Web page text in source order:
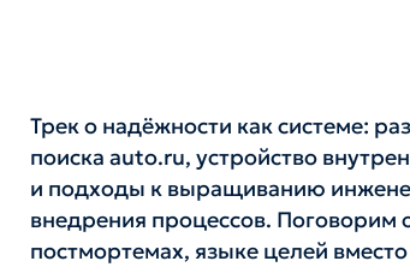
Трек о надёжности как системе:
поиска auto.ru, устройство
и подходы к выращиванию
внедрения процессов. Поговорим
постмортемах, языке целей